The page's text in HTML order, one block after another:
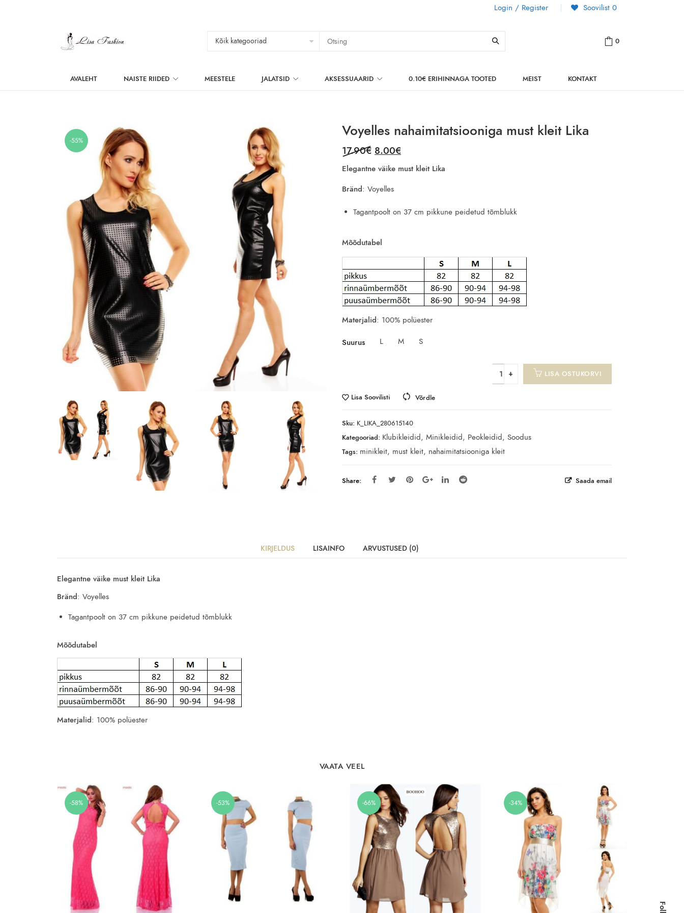
Login / Register Soovilist 0
0
AVALEHT NAISTE RIIDED MEESTELE JALATSID AKSESSUAARID 0.10€ ERIHINNAGA TOOTED MEIST KONTAKT
-55%
Voyelles nahaimitatsiooniga must kleit Lika
17.90€ Original
price
17.90€.
8.00€
price
Elegantne väike must kleit Lika
Bränd: Voyelles
Tagantpoolt on 37 cm pikkune peidetud tõmblukk
Mõõdutabel
Materjalid: 100% polüester
Suurus L M S
LISA OSTUKORVI
Lisa Soovilisti Võrdle
Sku: K_LIKA_280615140
Kategooriad: Klubikleidid, Minikleidid, Peokleidid, Soodus
Tags: minikleit, must kleit, nahaimitatsiooniga kleit
Share: Saada email
KIRJELDUS LISAINFO ARVUSTUSED (0)
Elegantne väike must kleit Lika
Bränd: Voyelles
Tagantpoolt on 37 cm pikkune peidetud tõmblukk
Mõõdutabel
Materjalid: 100% polüester
VAATA VEEL
-58% -53% -66% -34%